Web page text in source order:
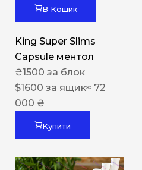
В Кошик
King Super Slims
Capsule ментол
₴1500 за блок
$1600 за ящик≈ 72
000 ₴
Купити